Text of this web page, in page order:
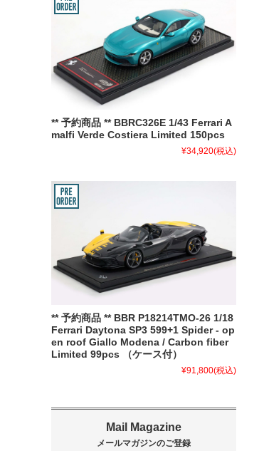
** 予約商品 ** BBRC326E 1/43 Ferrari A
malfi Verde Costiera Limited 150pcs
¥34,920(税込)
** 予約商品 ** BBR P18214TMO-26 1/18
Ferrari Daytona SP3 599+1 Spider - op
en roof Giallo Modena / Carbon fiber
Limited 99pcs （ケース付）
¥91,800(税込)